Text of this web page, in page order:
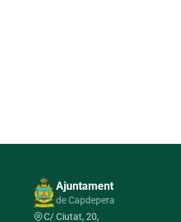
Ajuntament
de Capdepera
C/ Ciutat, 20,